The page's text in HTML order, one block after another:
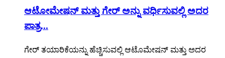
ಆಟೋಮೇಷನ್ ಮತ್ತು ಗೇರ್ ಅನ್ನು ವರ್ಧಿಸುವಲ್ಲಿ ಅದರ
ಪಾತ್ರ...
ಗೇರ್ ತಯಾರಿಕೆಯನ್ನು ಹೆಚ್ಚಿಸುವಲ್ಲಿ ಆಟೊಮೇಷನ್ ಮತ್ತು ಅದರ